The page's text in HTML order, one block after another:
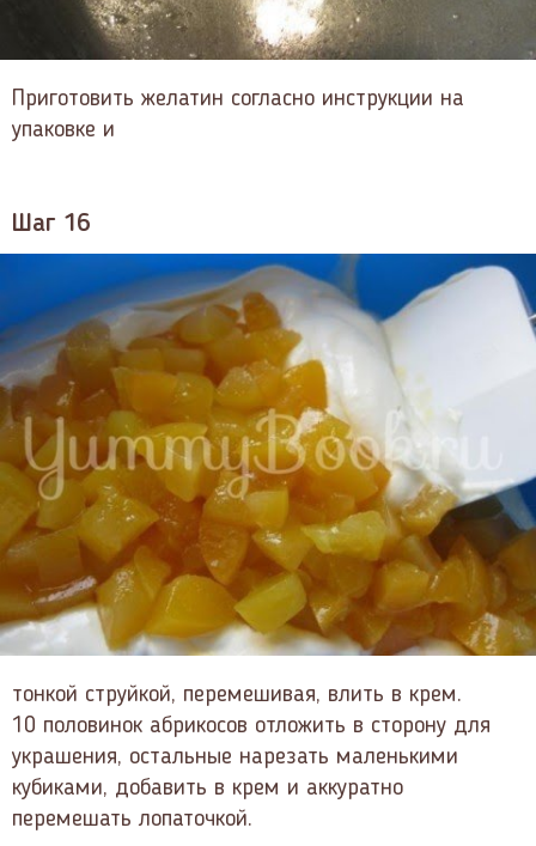
Приготовить желатин согласно инструкции на
упаковке и
Шаг 16
тонкой струйкой, перемешивая, влить в крем.
10 половинок абрикосов отложить в сторону для
украшения, остальные нарезать маленькими
кубиками, добавить в крем и аккуратно
перемешать лопаточкой.